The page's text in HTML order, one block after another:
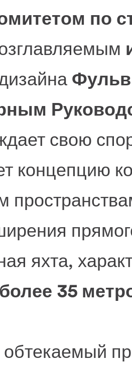
по
свою
концепцию
яхта,
35
обтекаемый